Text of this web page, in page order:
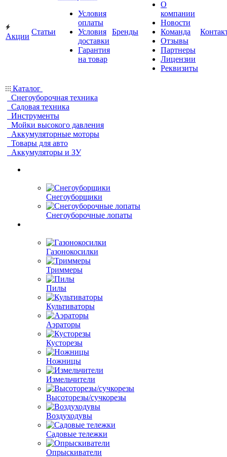
Акции
Статьи
Условия
оплаты
Условия
доставки
Гарантия
на товар
Бренды
О
компании
Новости
Команда
Отзывы
Партнеры
Лицензии
Реквизиты
Каталог
Снегоуборочная техника
Садовая техника
Инструменты
Мойки высокого давления
Аккумуляторные моторы
Товары для авто
Аккумуляторы и ЗУ
Снегоуборщики
Снегоуборочные лопаты
Газонокосилки
Триммеры
Пилы
Культиваторы
Аэраторы
Кусторезы
Ножницы
Измельчители
Высоторезы/сучкорезы
Воздуходувы
Садовые тележки
Опрыскиватели